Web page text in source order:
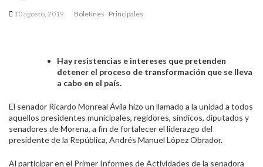
10 agosto, 2019 Boletines Principales
Hay resistencias e intereses que pretenden
detener el proceso de transformación que se lleva
a cabo en el país.
El senador Ricardo Monreal Ávila hizo un llamado a la unidad a todos
aquellos presidentes municipales, regidores, síndicos, diputados y
senadores de Morena, a fin de fortalecer el liderazgo del
presidente de la República, Andrés Manuel López Obrador.
Al participar en el Primer Informes de Actividades de la senadora